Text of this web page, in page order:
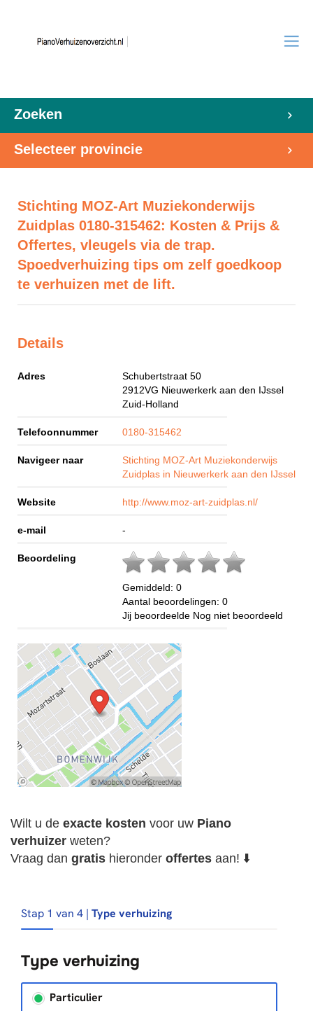
Zoeken
Selecteer provincie
Stichting MOZ-Art Muziekonderwijs
Zuidplas 0180-315462: Kosten & Prijs &
Offertes, vleugels via de trap.
Spoedverhuizing tips om zelf goedkoop
te verhuizen met de lift.
Details
Adres
Schubertstraat 50
2912VG Nieuwerkerk aan den IJssel
Zuid-Holland
Telefoonnummer 0180-315462
Navigeer naar
Stichting MOZ-Art Muziekonderwijs
Zuidplas in Nieuwerkerk aan den IJssel
Website http://www.moz-art-zuidplas.nl/
e-mail -
Beoordeling
Gemiddeld: 0
Aantal beoordelingen: 0
Jij beoordeelde Nog niet beoordeeld
Wilt u de exacte kosten voor uw Piano
verhuizer weten?
Vraag dan gratis hieronder offertes aan! ⬇️